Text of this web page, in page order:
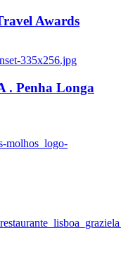
Awards
335x256.jpg
Penha Longa
molhos_logo-